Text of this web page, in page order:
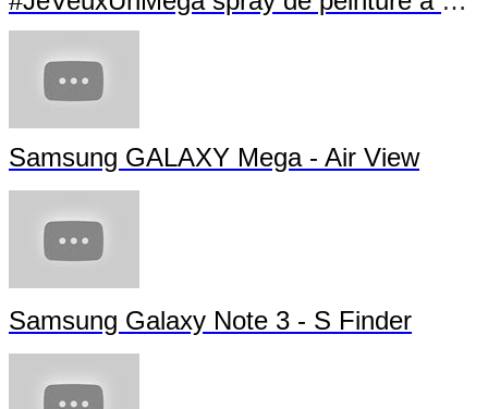
Samsung GALAXY Mega - Air View
Samsung Galaxy Note 3 - S Finder